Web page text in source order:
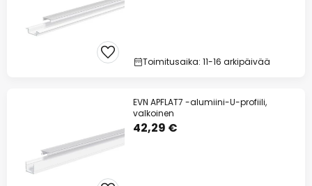
Toimitusaika: 11-16 arkipäivää
EVN APFLAT7 -alumiini-U-profiili,
valkoinen
42,29 €